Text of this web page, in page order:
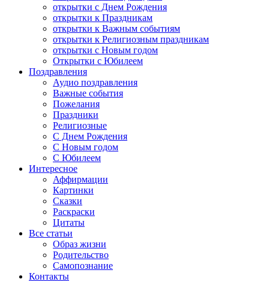
открытки с Днем Рождения
открытки к Праздникам
открытки к Важным событиям
открытки к Религиозным праздникам
открытки с Новым годом
Открытки с Юбилеем
Поздравления
Аудио поздравления
Важные события
Пожелания
Праздники
Религиозные
С Днем Рождения
С Новым годом
С Юбилеем
Интересное
Аффирмации
Картинки
Сказки
Раскраски
Цитаты
Все статьи
Образ жизни
Родительство
Самопознание
Контакты